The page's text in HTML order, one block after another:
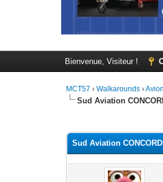
Bienvenue, Visiteur !
MCT57 ›Walkarounds ›
Sud Aviation
Sud Aviation